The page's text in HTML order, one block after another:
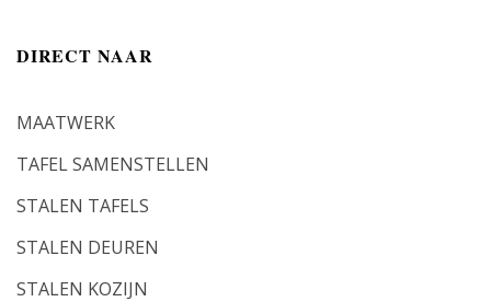
DIRECT NAAR
MAATWERK
TAFEL SAMENSTELLEN
STALEN TAFELS
STALEN DEUREN
STALEN KOZIJN